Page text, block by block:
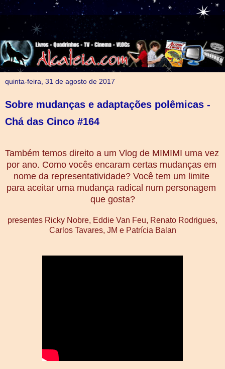
quinta-feira, 31 de agosto de 2017
Sobre mudanças e adaptações polêmicas -
Chá das Cinco #164
Também temos direito a um Vlog de MIMIMI uma vez
por ano. Como vocês encaram certas mudanças em
nome da representatividade? Você tem um limite
para aceitar uma mudança radical num personagem
que gosta?
presentes Ricky Nobre, Eddie Van Feu, Renato Rodrigues,
Carlos Tavares, JM e Patrícia Balan